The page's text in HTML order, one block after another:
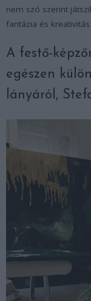
nem szó szerint
fantázia és
A festő-
egészen
lányáról,